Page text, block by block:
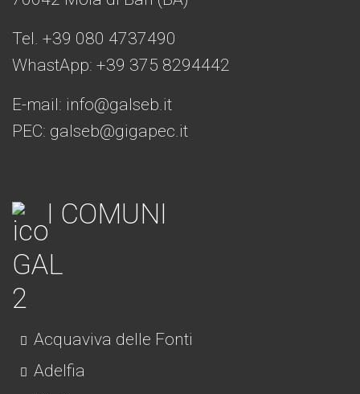
Tel. +39 080 4737490
WhastApp: +39 375 8294442
E-mail: info@galseb.it
PEC: galseb@gigapec.it
I COMUNI
Acquaviva delle Fonti
Adelfia